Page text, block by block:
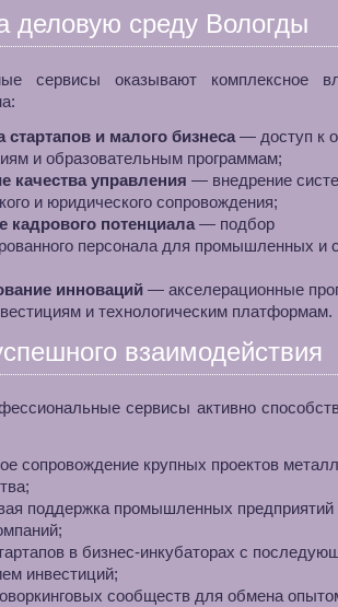
деловую среду Вологды
сервисы оказывают комплексное
и малого бизнеса — доступ к
и образовательным программам;
качества управления — внедрение
и юридического сопровождения;
кадрового потенциала — подбор
персонала для промышленных и
инноваций — акселерационные
и технологическим платформам.
взаимодействия
сервисы активно
сопровождение крупных проектов
поддержка промышленных предприятий
в бизнес-инкубаторах с
инвестиций;
сообществ для обмена